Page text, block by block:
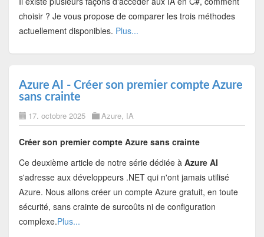
choisir ? Je vous propose de comparer les trois méthodes
actuellement disponibles. Plus...
Azure AI - Créer son premier compte Azure
sans crainte
17. octobre 2025 Azure, IA
Créer son premier compte Azure sans crainte
Ce deuxième article de notre série dédiée à Azure AI
s'adresse aux développeurs .NET qui n'ont jamais utilisé
Azure. Nous allons créer un compte Azure gratuit, en toute
sécurité, sans crainte de surcoûts ni de configuration
complexe.Plus...